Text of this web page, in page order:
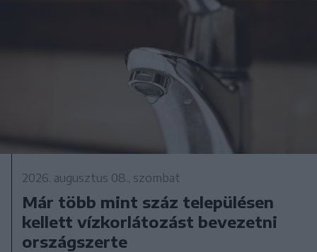
2026. augusztus 08., szombat
Már több mint száz településen
kellett vízkorlátozást bevezetni
országszerte